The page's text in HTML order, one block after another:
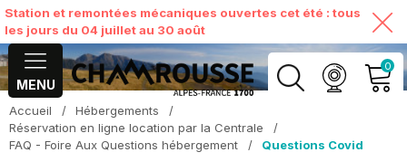
Station et remontées mécaniques ouvertes cet été : tous
les jours du 04 juillet au 30 août
MENU
0
Accueil / Hébergements
/
Réservation en ligne location par la Centrale
/
FAQ - Foire Aux Questions hébergement
/ Questions Covid